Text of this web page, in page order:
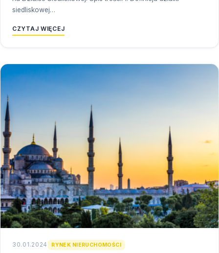
siedliskowej…
CZYTAJ WIĘCEJ
30.01.2024 RYNEK NIERUCHOMOŚCI